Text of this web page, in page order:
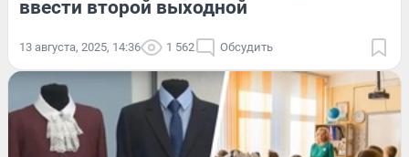
ввести второй выходной
13 августа, 2025, 14:36 1 562 Обсудить